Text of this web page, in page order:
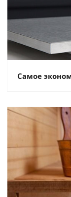
Самое